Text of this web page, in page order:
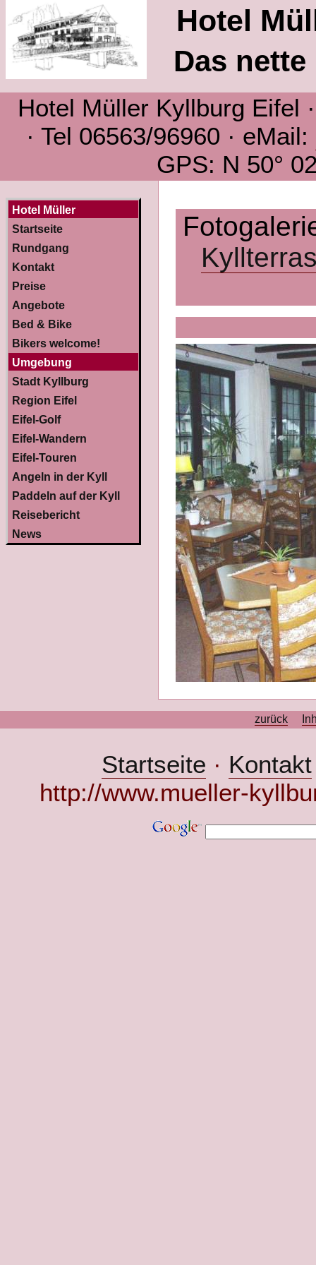
Hotel
Das
Hotel Müller Kyllburg Eifel
· Tel 06563/96960 · eMail:
GPS: N 50°
Hotel Müller
Startseite
Rundgang
Kontakt
Preise
Angebote
Bed & Bike
Bikers welcome!
Umgebung
Stadt Kyllburg
Region Eifel
Eifel-Golf
Eifel-Wandern
Eifel-Touren
Angeln in der Kyll
Paddeln auf der Kyll
Reisebericht
News
zurück
Startseite · Kontakt
http://www.mueller-